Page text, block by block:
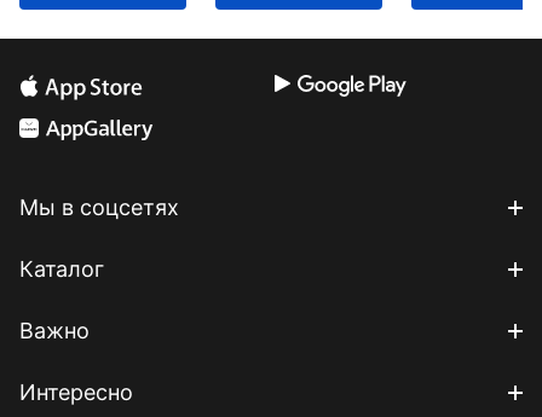
Мы в соцсетях
Каталог
Важно
Интересно